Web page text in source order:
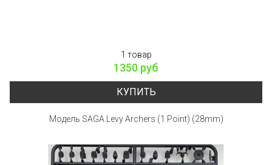
1 товар
1350 руб
КУПИТЬ
Модель SAGA Levy Archers (1 Point) (28mm)